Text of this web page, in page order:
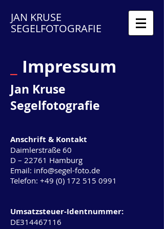
JAN KRUSE
SEGELFOTOGRAFIE
Impressum
Jan Kruse
Segelfotografie
Anschrift & Kontakt
Daimlerstraße 60
D – 22761 Hamburg
Email: info@segel-foto.de
Telefon: +49 (0) 172 515 0991
Umsatzsteuer-Identnummer:
DE314467116